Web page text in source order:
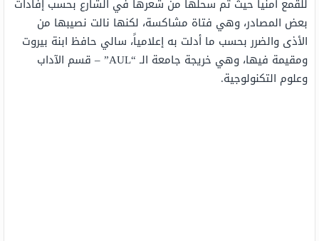
للقمع أمنياً حيث تم سحلها من شعرها في الشارع بحسب إفادات
بعض المصادر، وهي فتاة مشاكسة، لكنها نالت نصيبها من
الأذى والضرر بحسب ما أدلت به إعلامياً، سالي حافظ ابنة بيروت
ومقيمة فيها، وهي خريجة جامعة الـ “AUL” – قسم الآداب
وعلوم التكنولوجية.